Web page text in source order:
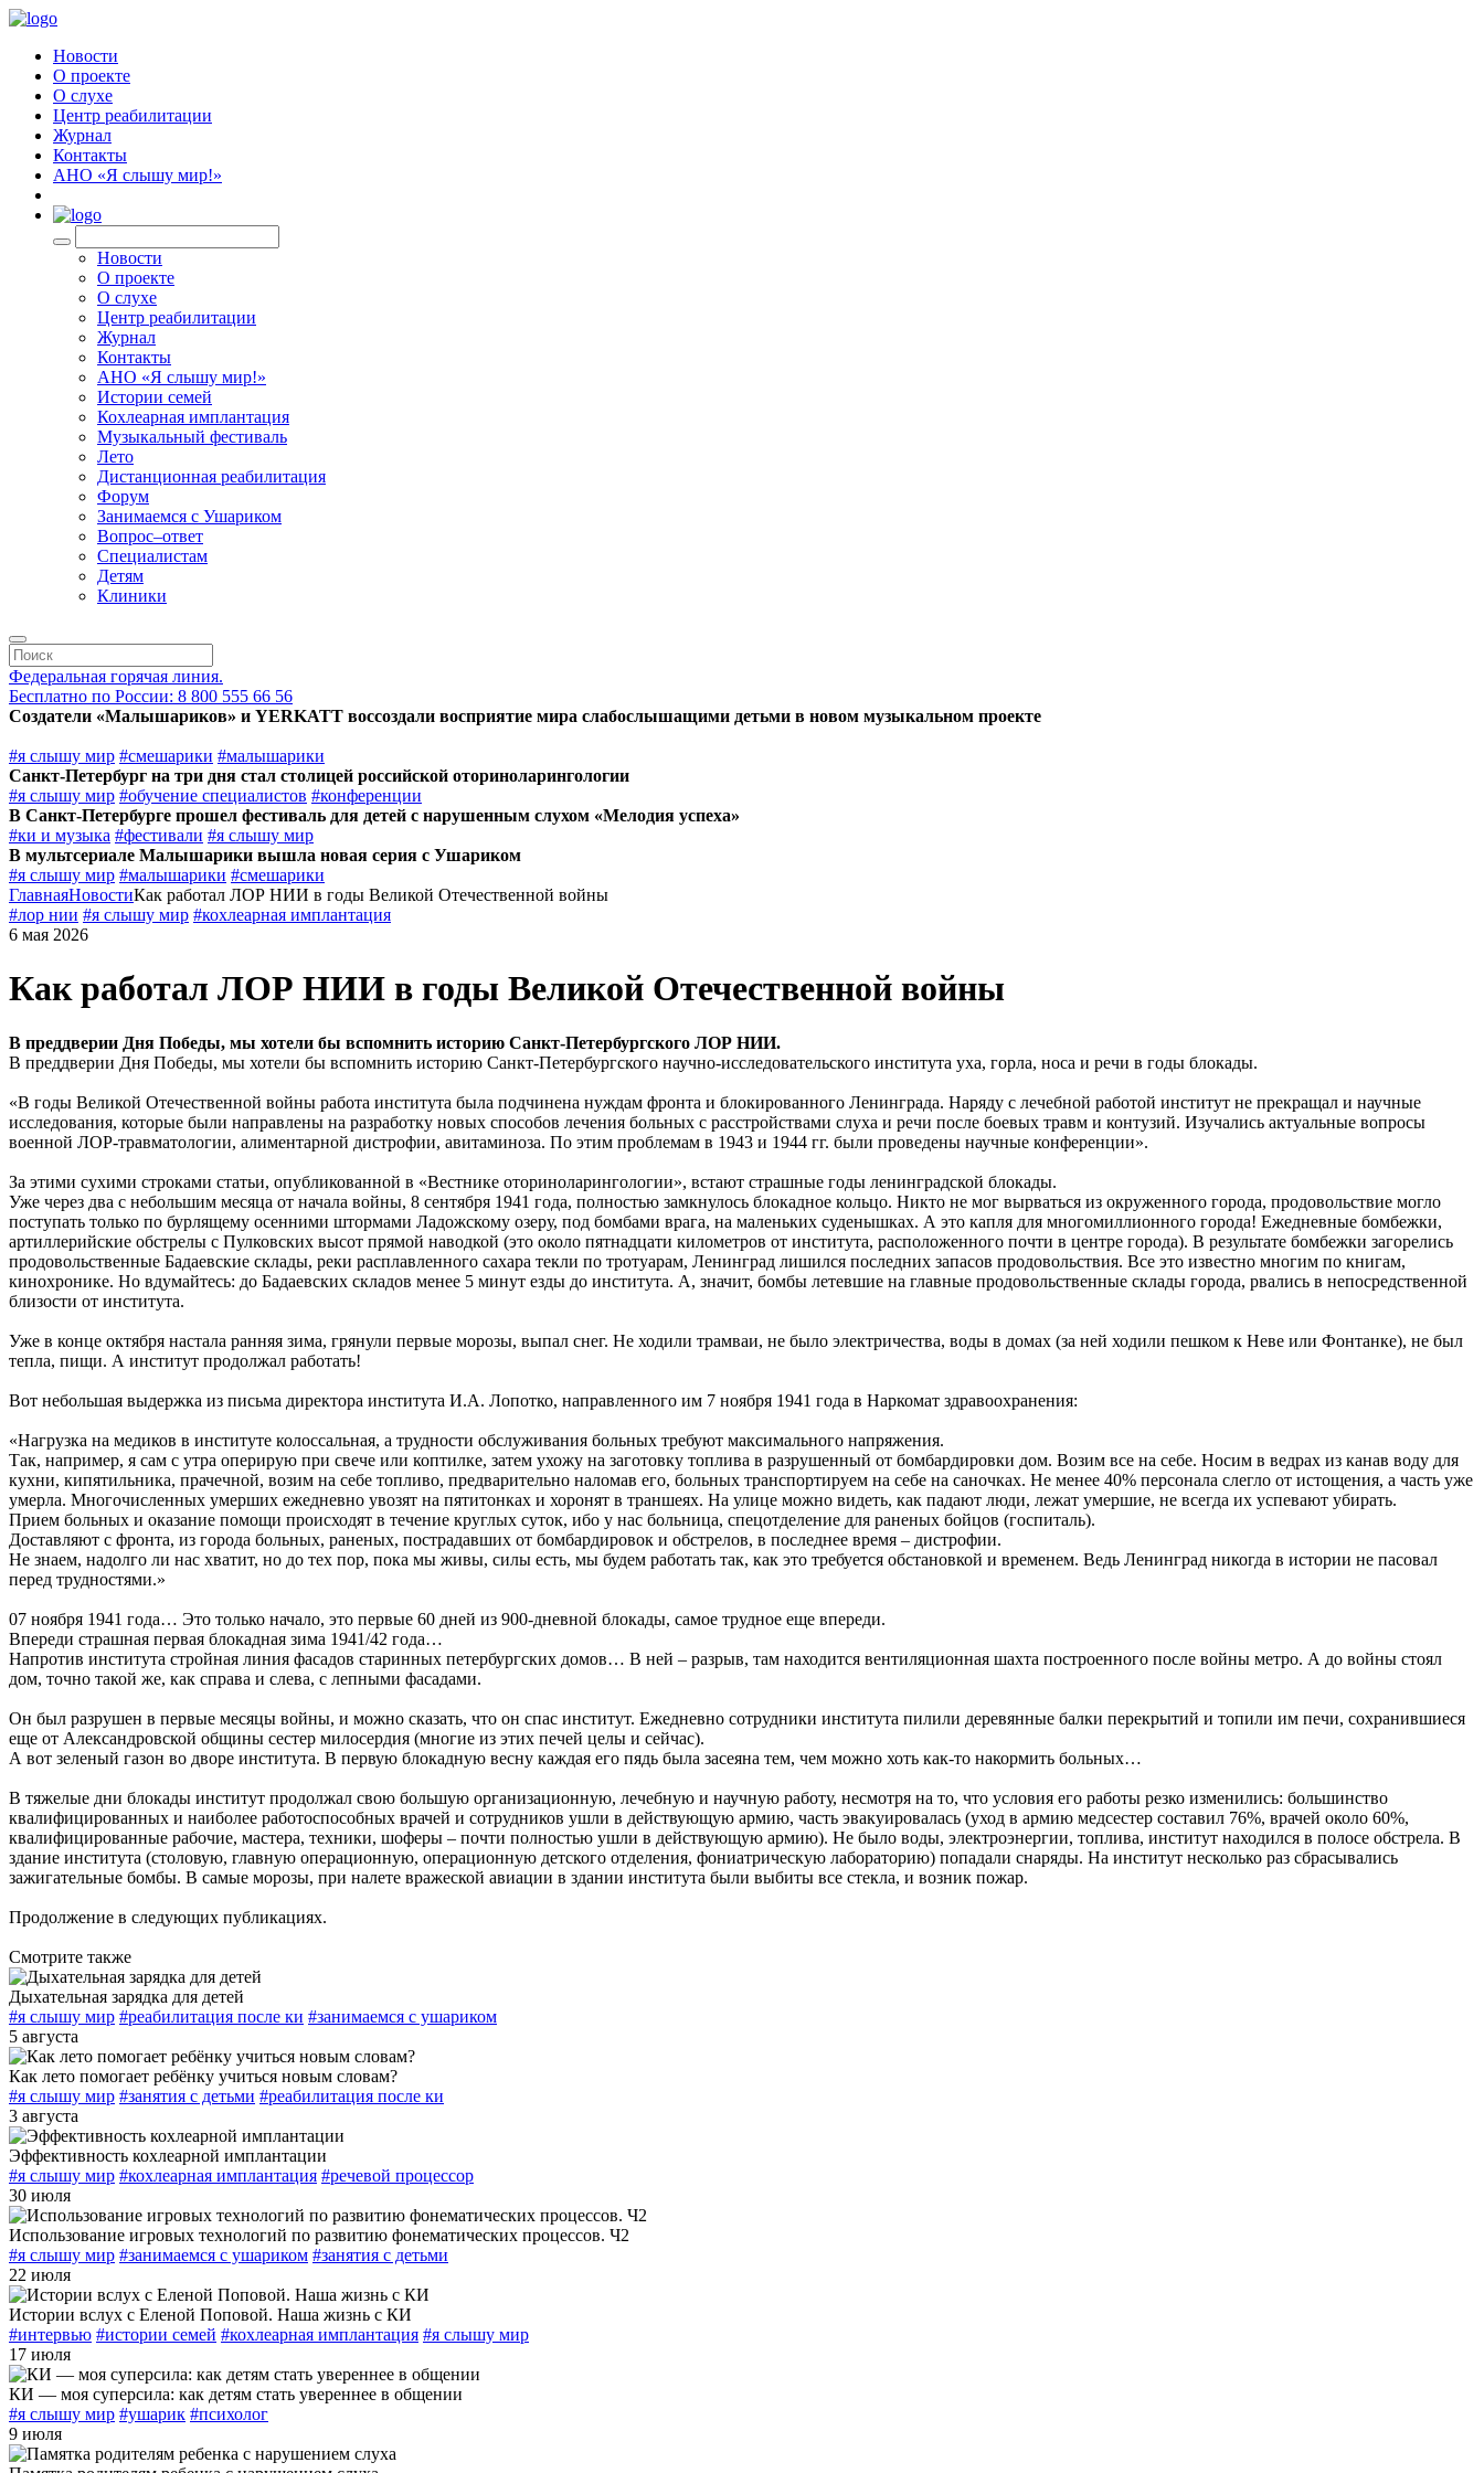
Новости
О проекте
О слухе
Центр реабилитации
Журнал
Контакты
АНО «Я слышу мир!»
Новости
О проекте
О слухе
Центр реабилитации
Журнал
Контакты
АНО «Я слышу мир!»
Истории семей
Кохлеарная имплантация
Музыкальный фестиваль
Лето
Дистанционная реабилитация
Форум
Занимаемся с Ушариком
Вопрос–ответ
Специалистам
Детям
Клиники
Федеральная горячая линия.
Бесплатно по России: 8 800 555 66 56
Создатели «Малышариков» и YERKATT воссоздали восприятие мира слабослышащими детьми в новом музыкальном проекте
#я слышу мир #смешарики #малышарики
Санкт-Петербург на три дня стал столицей российской оториноларингологии
#я слышу мир #обучение специалистов #конференции
В Санкт-Петербурге прошел фестиваль для детей с нарушенным слухом «Мелодия успеха»
#ки и музыка #фестивали #я слышу мир
В мультсериале Малышарики вышла новая серия с Ушариком
#я слышу мир #малышарики #смешарики
ГлавнаяНовостиКак работал ЛОР НИИ в годы Великой Отечественной войны
#лор нии #я слышу мир #кохлеарная имплантация
6 мая 2026
Как работал ЛОР НИИ в годы Великой Отечественной войны
В преддверии Дня Победы, мы хотели бы вспомнить историю Санкт-Петербургского ЛОР НИИ.
В преддверии Дня Победы, мы хотели бы вспомнить историю Санкт-Петербургского научно-исследовательского института уха, горла, носа и речи в годы блокады.
«В годы Великой Отечественной войны работа института была подчинена нуждам фронта и блокированного Ленинграда. Наряду с лечебной работой институт не прекращал и научные
исследования, которые были направлены на разработку новых способов лечения больных с расстройствами слуха и речи после боевых травм и контузий. Изучались актуальные вопросы
военной ЛОР-травматологии, алиментарной дистрофии, авитаминоза. По этим проблемам в 1943 и 1944 гг. были проведены научные конференции».
За этими сухими строками статьи, опубликованной в «Вестнике оториноларингологии», встают страшные годы ленинградской блокады.
Уже через два с небольшим месяца от начала войны, 8 сентября 1941 года, полностью замкнулось блокадное кольцо. Никто не мог вырваться из окруженного города, продовольствие могло
поступать только по бурлящему осенними штормами Ладожскому озеру, под бомбами врага, на маленьких суденышках. А это капля для многомиллионного города! Ежедневные бомбежки,
артиллерийские обстрелы с Пулковских высот прямой наводкой (это около пятнадцати километров от института, расположенного почти в центре города). В результате бомбежки загорелись
продовольственные Бадаевские склады, реки расплавленного сахара текли по тротуарам, Ленинград лишился последних запасов продовольствия. Все это известно многим по книгам,
кинохронике. Но вдумайтесь: до Бадаевских складов менее 5 минут езды до института. А, значит, бомбы летевшие на главные продовольственные склады города, рвались в непосредственной
близости от института.
Уже в конце октября настала ранняя зима, грянули первые морозы, выпал снег. Не ходили трамваи, не было электричества, воды в домах (за ней ходили пешком к Неве или Фонтанке), не был
тепла, пищи. А институт продолжал работать!
Вот небольшая выдержка из письма директора института И.А. Лопотко, направленного им 7 ноября 1941 года в Наркомат здравоохранения:
«Нагрузка на медиков в институте колоссальная, а трудности обслуживания больных требуют максимального напряжения.
Так, например, я сам с утра оперирую при свече или коптилке, затем ухожу на заготовку топлива в разрушенный от бомбардировки дом. Возим все на себе. Носим в ведрах из канав воду для
кухни, кипятильника, прачечной, возим на себе топливо, предварительно наломав его, больных транспортируем на себе на саночках. Не менее 40% персонала слегло от истощения, а часть уже
умерла. Многочисленных умерших ежедневно увозят на пятитонках и хоронят в траншеях. На улице можно видеть, как падают люди, лежат умершие, не всегда их успевают убирать.
Прием больных и оказание помощи происходят в течение круглых суток, ибо у нас больница, спецотделение для раненых бойцов (госпиталь).
Доставляют с фронта, из города больных, раненых, пострадавших от бомбардировок и обстрелов, в последнее время – дистрофии.
Не знаем, надолго ли нас хватит, но до тех пор, пока мы живы, силы есть, мы будем работать так, как это требуется обстановкой и временем. Ведь Ленинград никогда в истории не пасовал
перед трудностями.»
07 ноября 1941 года… Это только начало, это первые 60 дней из 900-дневной блокады, самое трудное еще впереди.
Впереди страшная первая блокадная зима 1941/42 года…
Напротив института стройная линия фасадов старинных петербургских домов… В ней – разрыв, там находится вентиляционная шахта построенного после войны метро. А до войны стоял
дом, точно такой же, как справа и слева, с лепными фасадами.
Он был разрушен в первые месяцы войны, и можно сказать, что он спас институт. Ежедневно сотрудники института пилили деревянные балки перекрытий и топили им печи, сохранившиеся
еще от Александровской общины сестер милосердия (многие из этих печей целы и сейчас).
А вот зеленый газон во дворе института. В первую блокадную весну каждая его пядь была засеяна тем, чем можно хоть как-то накормить больных…
В тяжелые дни блокады институт продолжал свою большую организационную, лечебную и научную работу, несмотря на то, что условия его работы резко изменились: большинство
квалифицированных и наиболее работоспособных врачей и сотрудников ушли в действующую армию, часть эвакуировалась (уход в армию медсестер составил 76%, врачей около 60%,
квалифицированные рабочие, мастера, техники, шоферы – почти полностью ушли в действующую армию). Не было воды, электроэнергии, топлива, институт находился в полосе обстрела. В
здание института (столовую, главную операционную, операционную детского отделения, фониатрическую лабораторию) попадали снаряды. На институт несколько раз сбрасывались
зажигательные бомбы. В самые морозы, при налете вражеской авиации в здании института были выбиты все стекла, и возник пожар.
Продолжение в следующих публикациях.
Смотрите также
Дыхательная зарядка для детей
#я слышу мир #реабилитация после ки #занимаемся с ушариком
5 августа
Как лето помогает ребёнку учиться новым словам?
#я слышу мир #занятия с детьми #реабилитация после ки
3 августа
Эффективность кохлеарной имплантации
#я слышу мир #кохлеарная имплантация #речевой процессор
30 июля
Использование игровых технологий по развитию фонематических процессов. Ч2
#я слышу мир #занимаемся с ушариком #занятия с детьми
22 июля
Истории вслух с Еленой Поповой. Наша жизнь с КИ
#интервью #истории семей #кохлеарная имплантация #я слышу мир
17 июля
КИ — моя суперсила: как детям стать увереннее в общении
#я слышу мир #ушарик #психолог
9 июля